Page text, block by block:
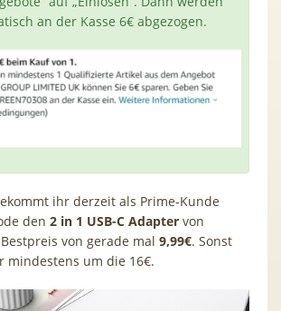
an der Kasse 6€ abgezogen.
ihr derzeit als Prime-Kunde
den 2 in 1 USB-C Adapter von
Bestpreis von gerade mal 9,99€. Sonst
mindestens um die 16€.